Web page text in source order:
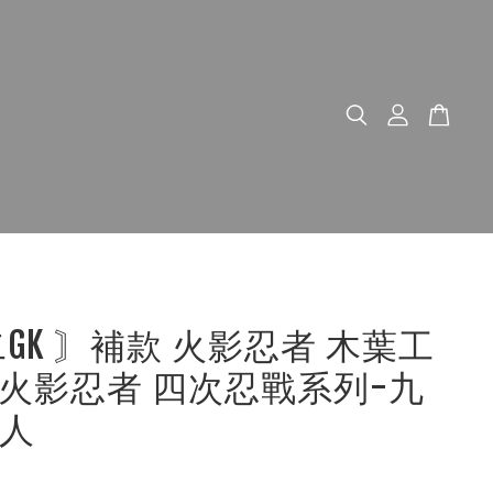
〙補款 火影忍者 木葉工
影忍者 四次忍戰系列-九